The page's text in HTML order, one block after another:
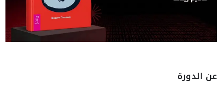
عن الدورة